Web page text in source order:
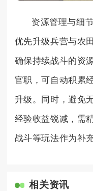
资源管理与细
优先升级兵营与农
确保持续战斗的资
官职，可自动积累
升级。同时，避免
经验收益锐减，需
战斗等玩法作为补
相关资讯